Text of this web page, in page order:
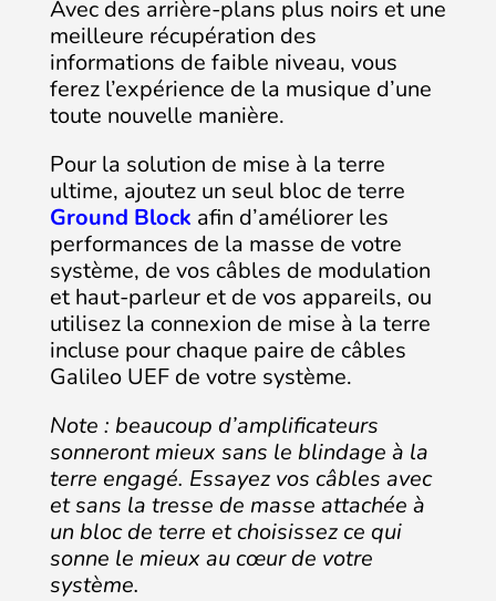
Avec des arrière-plans plus noirs et une
meilleure récupération des
informations de faible niveau, vous
ferez l’expérience de la musique d’une
toute nouvelle manière.
Pour la solution de mise à la terre
ultime, ajoutez un seul bloc de terre
Ground Block afin d’améliorer les
performances de la masse de votre
système, de vos câbles de modulation
et haut-parleur et de vos appareils, ou
utilisez la connexion de mise à la terre
incluse pour chaque paire de câbles
Galileo UEF de votre système.
Note : beaucoup d’amplificateurs
sonneront mieux sans le blindage à la
terre engagé. Essayez vos câbles avec
et sans la tresse de masse attachée à
un bloc de terre et choisissez ce qui
sonne le mieux au cœur de votre
système.